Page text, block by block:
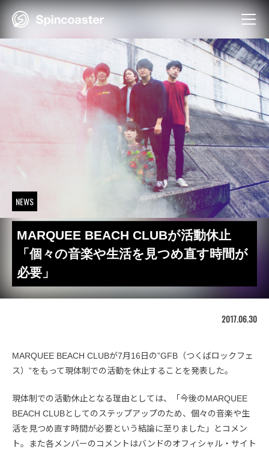
Skip
NEWS
MARQUEE BEACH CLUBが活動休止
「個々の音楽や生活を見つめ直す時間が
必要」
2017.06.30
MARQUEE BEACH CLUBが7月16日の”GFB（つくばロックフェ
ス）”をもって現体制での活動を休止することを発表した。
現体制での活動休止となる理由としては、「今後のMARQUEE
BEACH CLUBとしてのステップアップのため、個々の音楽や生
活を見つめ直す時間が必要という結論に至りました」とコメン
ト。また各メンバーのコメントはバンドのオフィシャル・サイト